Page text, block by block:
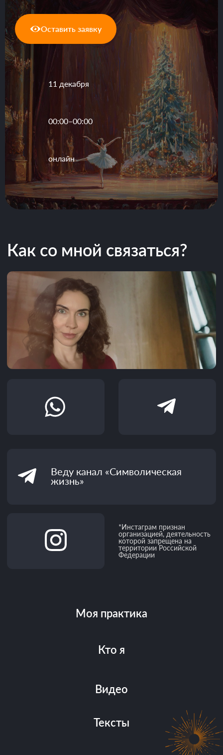
Оставить заявку
11 декабря
00:00–00:00
онлайн
Политика обработки персон альных данных
© Марина Львова, 2026
Разработка сайта
Моя практика
Видео